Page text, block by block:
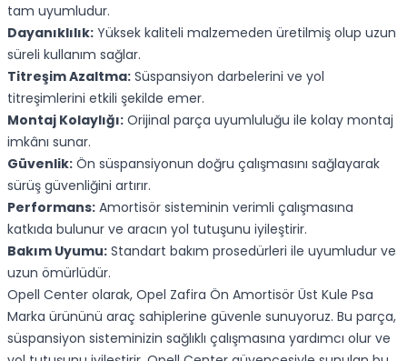
tam uyumludur.
Dayanıklılık: Yüksek kaliteli malzemeden üretilmiş olup uzun
süreli kullanım sağlar.
Titreşim Azaltma: Süspansiyon darbelerini ve yol
titreşimlerini etkili şekilde emer.
Montaj Kolaylığı: Orijinal parça uyumluluğu ile kolay montaj
imkânı sunar.
Güvenlik: Ön süspansiyonun doğru çalışmasını sağlayarak
sürüş güvenliğini artırır.
Performans: Amortisör sisteminin verimli çalışmasına
katkıda bulunur ve aracın yol tutuşunu iyileştirir.
Bakım Uyumu: Standart bakım prosedürleri ile uyumludur ve
uzun ömürlüdür.
Opell Center olarak, Opel Zafira Ön Amortisör Üst Kule Psa
Marka ürününü araç sahiplerine güvenle sunuyoruz. Bu parça,
süspansiyon sisteminizin sağlıklı çalışmasına yardımcı olur ve